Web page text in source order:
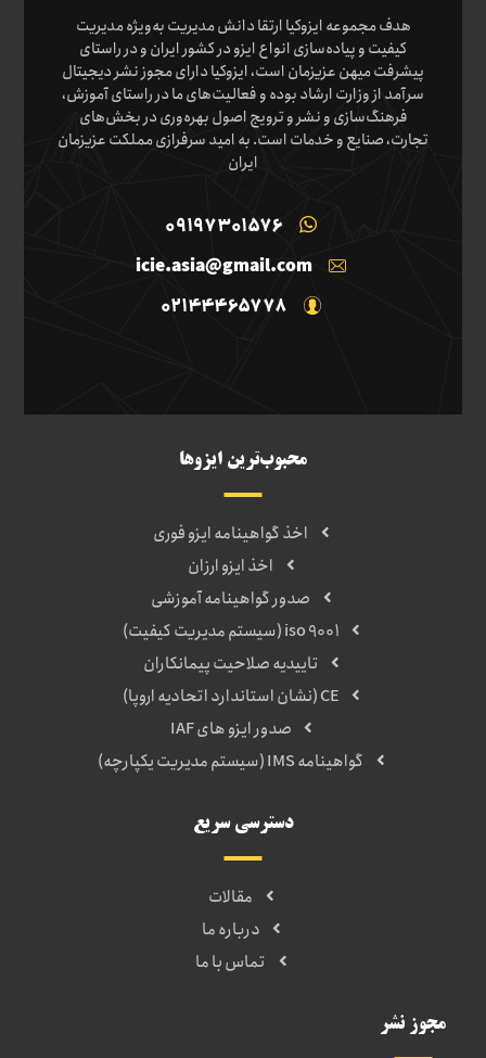
هدف مجموعه ایزوکیا ارتقا دانش مدیریت به‌ویژه مدیریت
کیفیت و پیاده‌سازی انواع ایزو در کشور ایران و در راستای
پیشرفت میهن عزیزمان است، ایزوکیا دارای مجوز نشر دیجیتال
سرآمد از وزارت ارشاد بوده و فعالیت‌های ما در راستای آموزش،
فرهنگ‌سازی و نشر و ترویج اصول بهره‌وری در بخش‌های
تجارت، صنایع و خدمات است. به امید سرفرازی مملکت عزیزمان
ایران
09197301576
icie.asia@gmail.com
02144465778
محبوب‌ترین ایزوها
اخذ گواهینامه ایزو فوری
اخذ ایزو ارزان
صدور گواهینامه آموزشی
iso 9001 (سیستم مدیریت کیفیت)
تاییدیه صلاحیت پیمانکاران
CE (نشان استاندارد اتحادیه اروپا)
صدور ایزو های IAF
گواهینامه IMS (سیستم مدیریت یکپارچه)
دسترسی سریع
مقالات
درباره ما
تماس با ما
مجوز نشر